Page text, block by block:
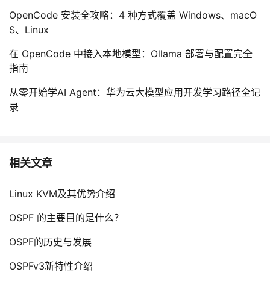
OpenCode 安装全攻略：4 种方式覆盖 Windows、macO
S、Linux
在 OpenCode 中接入本地模型：Ollama 部署与配置完全
指南
从零开始学AI Agent：华为云大模型应用开发学习路径全记
录
相关文章
Linux KVM及其优势介绍
OSPF 的主要目的是什么？
OSPF的历史与发展
OSPFv3新特性介绍